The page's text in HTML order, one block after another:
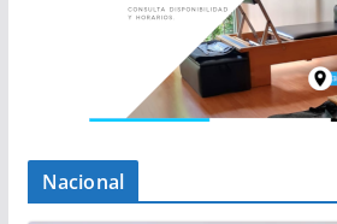
Nacional